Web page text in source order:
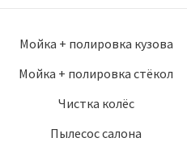
Мойка + полировка кузова
Мойка + полировка стёкол
Чистка колёс
Пылесос салона